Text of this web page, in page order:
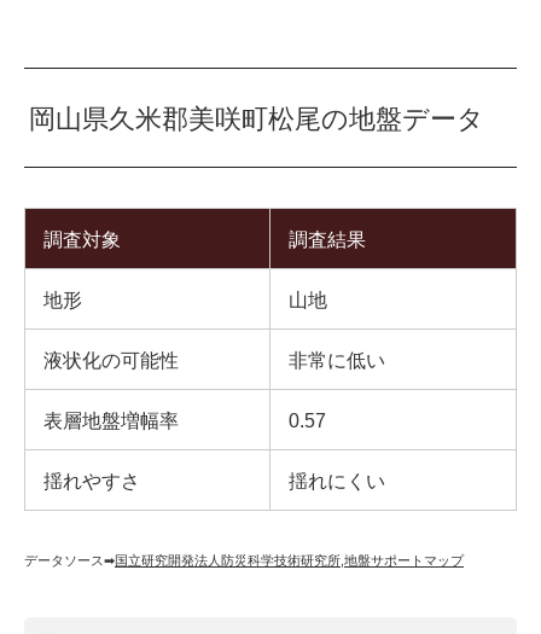
岡山県久米郡美咲町松尾の地盤データ
調査対象 調査結果
地形 山地
液状化の可能性 非常に低い
表層地盤増幅率 0.57
揺れやすさ 揺れにくい
データソース➡︎国立研究開発法人防災科学技術研究所 地盤サポートマップ